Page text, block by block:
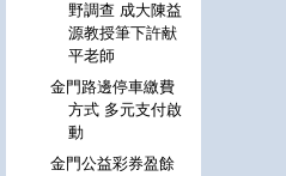
野調查 成大陳益
源教授筆下許献
平老師
金門路邊停車繳費
方式 多元支付啟
動
金門公益彩券盈餘